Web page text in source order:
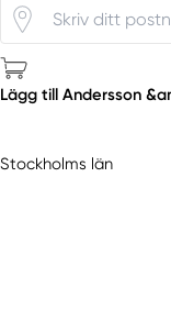
Lägg till Andersson
Stockholms län